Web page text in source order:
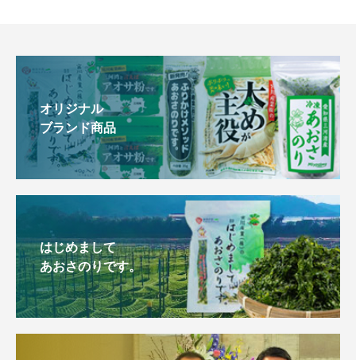
オリジナル
ブランド商品
はじめまして
あおさのりです。